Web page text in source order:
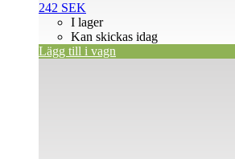
242 SEK
I lager
Kan skickas idag
Lägg till i vagn